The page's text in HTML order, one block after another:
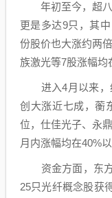
年初至今，超
更是多达9只，其中
份股价也大涨约两倍
族激光等7股涨幅均
进入4月以来，
创 大涨近七成，蘅
位， 仕佳光子、 永
月内涨幅均在40%以
资金方面， 东
25只光纤概念股获